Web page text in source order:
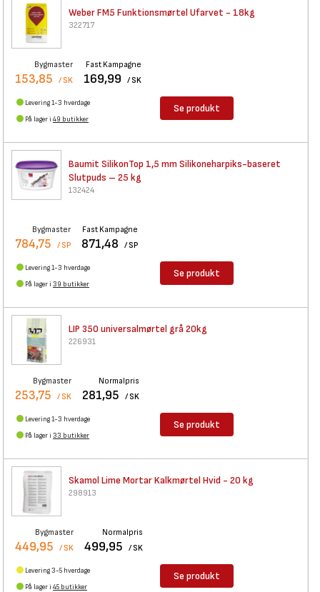
Weber FM5 Funktionsmørtel Ufarvet - 18kg
322717
Bygmaster
153,85 / SK
Fast Kampagne
169,99 / SK
Levering 1-3 hverdage
På lager i 49 butikker
Se produkt
Baumit SilikonTop 1,5 mm Silikoneharpiks-baseret
Slutpuds – 25 kg
132424
Bygmaster
784,75 / SP
Fast Kampagne
871,48 / SP
Levering 1-3 hverdage
På lager i 39 butikker
Se produkt
LIP 350 universalmørtel grå 20kg
226931
Bygmaster
253,75 / SK
Normalpris
281,95 / SK
Levering 1-3 hverdage
På lager i 33 butikker
Se produkt
Skamol Lime Mortar Kalkmørtel Hvid - 20 kg
298913
Bygmaster
449,95 / SK
Normalpris
499,95 / SK
Levering 3-5 hverdage
På lager i 45 butikker
Se produkt